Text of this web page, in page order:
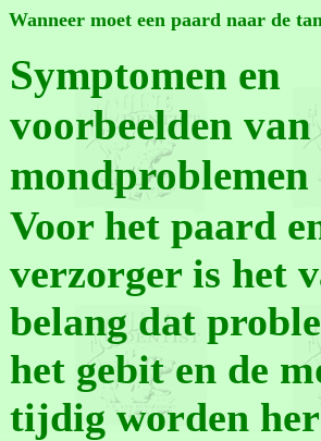
Wanneer moet een paard naar de
Symptomen en
voorbeelden van
mondproblemen
Voor het paard
verzorger is het
belang dat
het gebit en de
tijdig worden